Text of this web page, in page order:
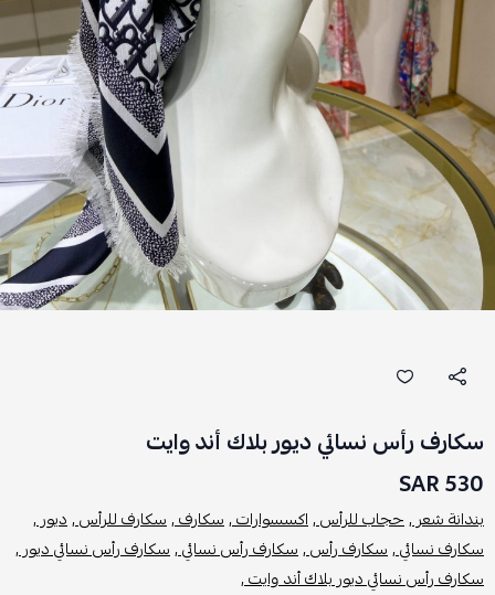
سكارف رأس نسائي ديور بلاك أند وايت
530 SAR
بندانة شعر ,حجاب للرأس ,اكسسوارات ,سكارف ,سكارف للرأس ,ديور ,
سكارف نسائي ,سكارف رأس ,سكارف رأس نسائي ,سكارف رأس نسائي ديور ,
سكارف رأس نسائي ديور بلاك أند وايت ,